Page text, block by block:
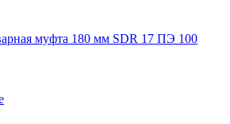
муфта 180 мм SDR 17 ПЭ 100